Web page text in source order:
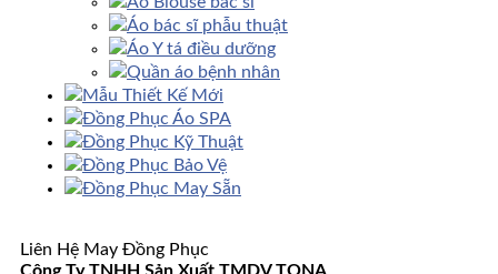
Áo bác sĩ phẫu thuật
Áo Y tá điều dưỡng
Quần áo bệnh nhân
Mẫu Thiết Kế Mới
Đồng Phục Áo SPA
Đồng Phục Kỹ Thuật
Đồng Phục Bảo Vệ
Đồng Phục May Sẵn
Liên Hệ May Đồng Phục